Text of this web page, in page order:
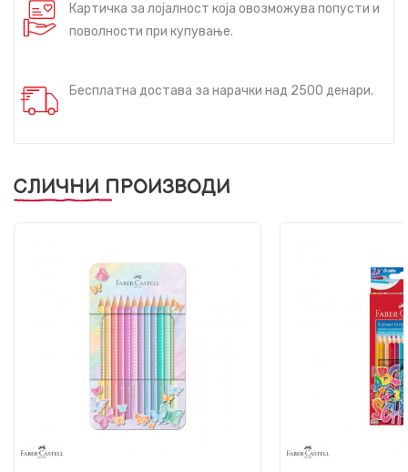
Картичка за лојалност која овозможува попусти и
поволности при купување.
Бесплатна достава за нарачки над 2500 денари.
СЛИЧНИ ПРОИЗВОДИ